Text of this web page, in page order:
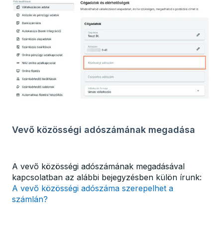
Vevő közösségi adószámának megadása
A vevő közösségi adószámának megadásával
kapcsolatban az alábbi bejegyzésben külön írunk:
A vevő közösségi adószáma szerepelhet a
számlán?